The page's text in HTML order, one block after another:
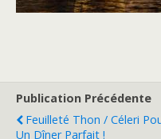
Publication Précédente
Feuilleté Thon / Céleri
Un Dîner Parfait !